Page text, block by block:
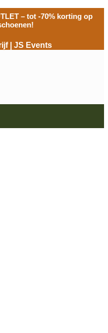
– tot -70% korting op
JS Events